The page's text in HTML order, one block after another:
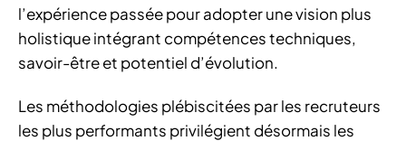
l’expérience passée pour adopter une vision plus
holistique intégrant compétences techniques,
savoir-être et potentiel d’évolution.
Les méthodologies plébiscitées par les recruteurs
les plus performants privilégient désormais les